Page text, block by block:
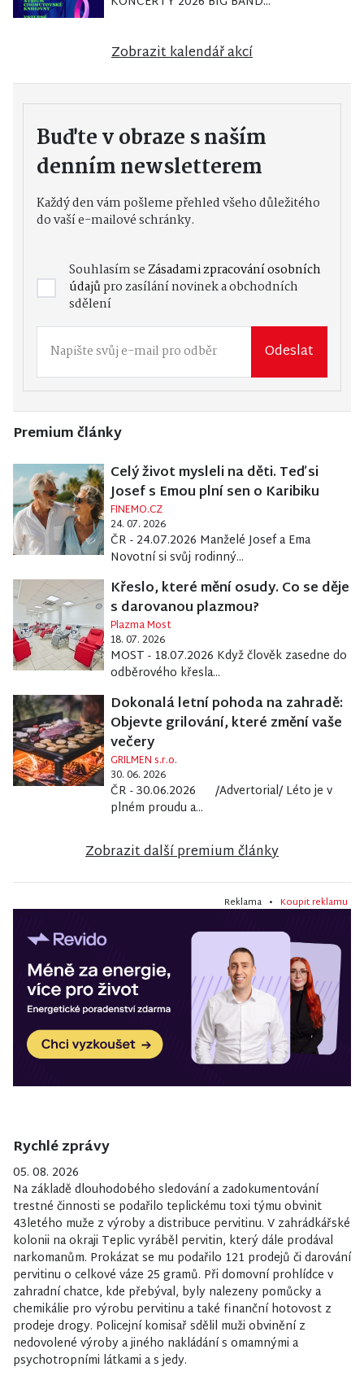
Zobrazit kalendář akcí
Buďte v obraze s naším
denním newsletterem
Každý den vám pošleme přehled všeho důležitého
do vaší e-mailové schránky.
Souhlasím seZásadami zpracování osobních
údajůpro zasílání novinek a obchodních
sdělení
Odeslat
Premium články
Celý život mysleli na děti. Teď si
Josef s Emou plní sen o Karibiku
FINEMO.CZ
24. 07. 2026
ČR - 24.07.2026 Manželé Josef a Ema
Novotní si svůj rodinný...
Křeslo, které mění osudy. Co se děje
s darovanou plazmou?
Plazma Most
18. 07. 2026
MOST - 18.07.2026 Když člověk zasedne do
odběrového křesla...
Dokonalá letní pohoda na zahradě:
Objevte grilování, které změní vaše
večery
GRILMEN s.r.o.
30. 06. 2026
ČR - 30.06.2026 /Advertorial/ Léto je v
plném proudu a...
Zobrazit další premium články
Reklama • Koupit reklamu
Rychlé zprávy
05. 08. 2026
Na základě dlouhodobého sledování a zadokumentování
trestné činnosti se podařilo teplickému toxi týmu obvinit
43letého muže z výroby a distribuce pervitinu. V zahrádkářské
kolonii na okraji Teplic vyráběl pervitin, který dále prodával
narkomanům. Prokázat se mu podařilo 121 prodejů či darování
pervitinu o celkové váze 25 gramů. Při domovní prohlídce v
zahradní chatce, kde přebýval, byly nalezeny pomůcky a
chemikálie pro výrobu pervitinu a také finanční hotovost z
prodeje drogy. Policejní komisař sdělil muži obvinění z
nedovolené výroby a jiného nakládání s omamnými a
psychotropními látkami a s jedy.